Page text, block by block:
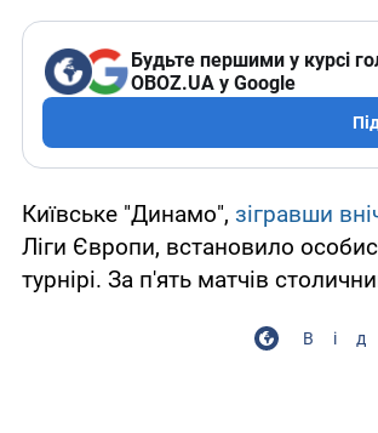
Будьте першими у курсі
OBOZ.UA у Google
Київське "Динамо", зігравши
Ліги Європи, встановило
турнірі. За п'ять матчів